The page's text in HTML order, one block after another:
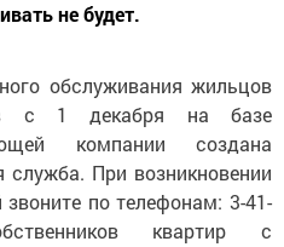
не будет.
обслуживания жильцов
с 1 декабря на базе
компании создана
служба. При возникновении
по телефонам: 3-41-
квартир с